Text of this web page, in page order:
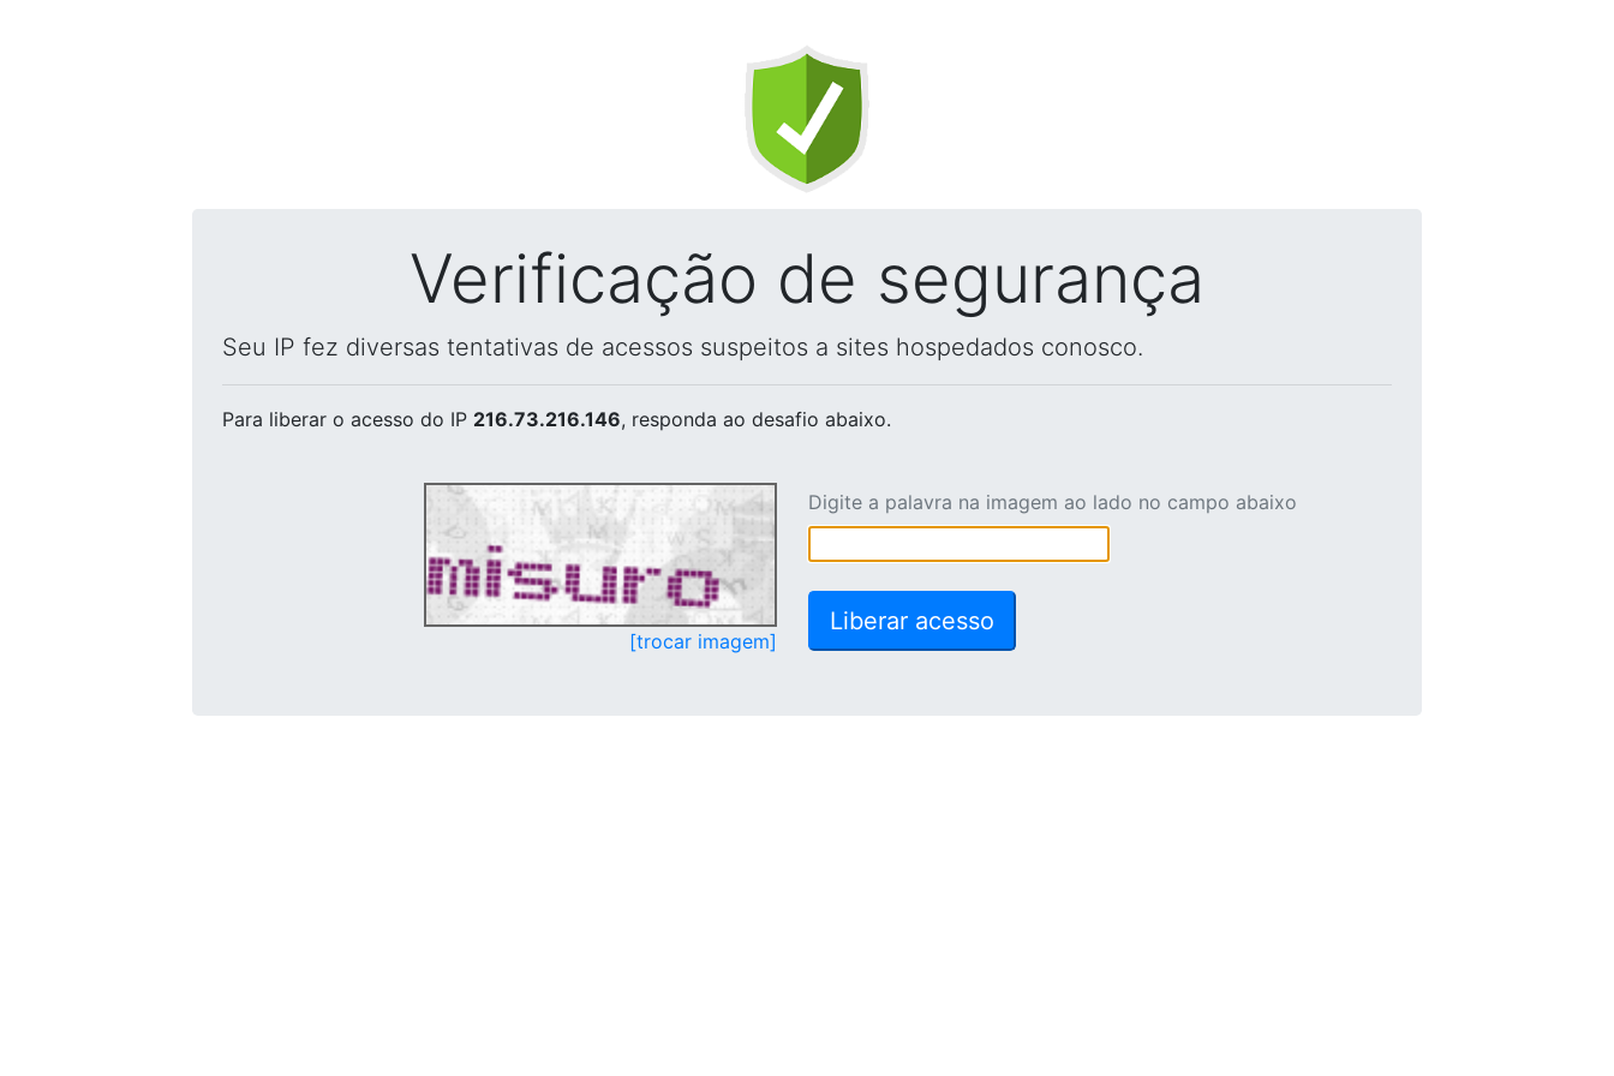
Verificação de segurança
Seu IP fez diversas tentativas de acessos suspeitos a sites hospedados conosco.
Para liberar o acesso do IP 216.73.216.146, responda ao desafio abaixo.
[trocar imagem]
Digite a palavra na imagem ao lado no campo abaixo